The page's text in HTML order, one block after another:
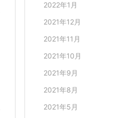
2022年1月
2021年12月
2021年11月
2021年10月
2021年9月
2021年8月
2021年5月